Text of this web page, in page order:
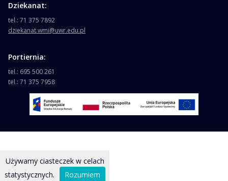
Dziekanat:
tel.: 71 375 7892
dziekanat.wmi@uwr.edu.pl
Portiernia:
tel.: 695 500 261
tel.: 71 375 7958
Używamy ciasteczek w celach
statystycznych.
Rozumiem